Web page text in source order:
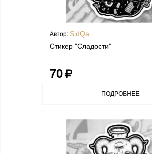
Автор: SidQa
Стикер "Сладости"
70
ПОДРОБНЕЕ